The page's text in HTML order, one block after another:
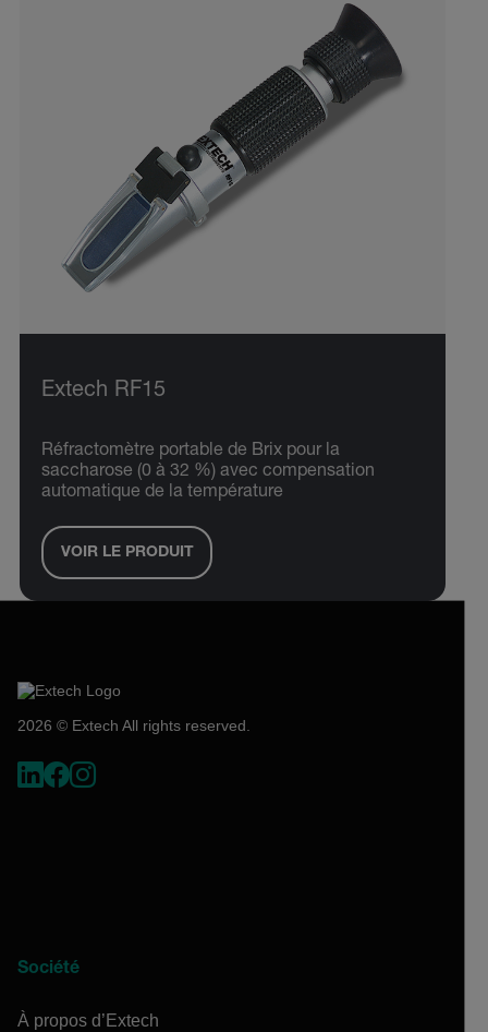
Extech RF15
Réfractomètre portable de Brix pour la
saccharose (0 à 32 %) avec compensation
automatique de la température
VOIR LE PRODUIT
2026 © Extech All rights reserved.
Société
À propos d’Extech